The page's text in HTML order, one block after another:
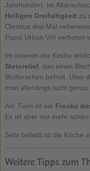
Jahrhundert. Im
Heiligen Dreifaltigkeit zu
Christus drei Mal
Papst Urban VIII verboten
Im inneren der Kirche
Steinrelief, das einen
Wolfsrachen befreit. Über
man allerdings nicht genau
Am Turm ist ein Fresko
Es ist aber nur mehr
Sehr beliebt ist die Kirche
Weitere Tipps zum